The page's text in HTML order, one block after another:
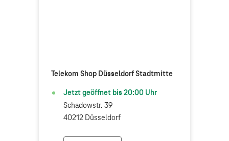
Telekom Shop Düsseldorf Stadtmitte
Jetzt geöffnet bis 20:00 Uhr
Schadowstr. 39
40212 Düsseldorf